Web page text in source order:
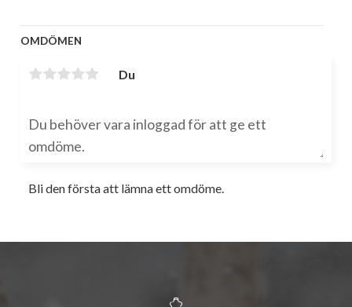
OMDÖMEN
Du
Bli den första att lämna ett omdöme.